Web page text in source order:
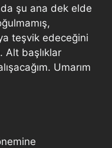
şu ana dek elde
teşvik edeceğini
Alt başlıklar
Umarım